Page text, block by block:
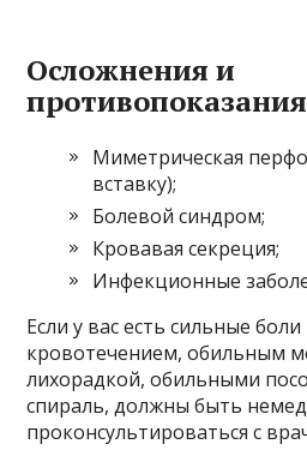
Осложнения и
противопоказания
Миметрическая
вставку);
Болевой синдром;
Кровавая секреция;
Инфекционные
Если у вас есть сильные
кровотечением, обильным
лихорадкой, обильными
спираль, должны быть
проконсультироваться с